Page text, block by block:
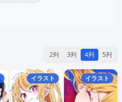
2列 3列 4列 5列
イラスト イラスト